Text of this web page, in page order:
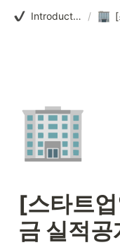
Introduction /
🏢
[스타트
금 실적공